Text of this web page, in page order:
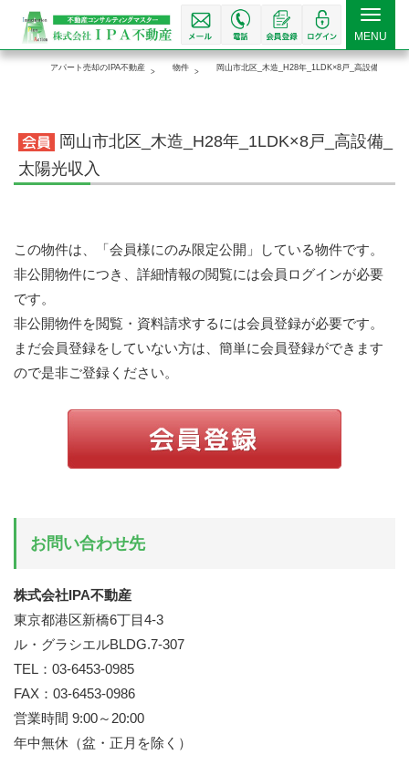
Toggle
MENU
アパート売却のIPA不動産 物件 岡山市北区_木造_H28年_1LDK×8戸_高設備_太陽
岡山市北区_木造_H28年_1LDK×8戸_高設備_
太陽光収入
この物件は、「会員様にのみ限定公開」している物件です。
非公開物件につき、詳細情報の閲覧には会員ログインが必要
です。
非公開物件を閲覧・資料請求するには会員登録が必要です。
まだ会員登録をしていない方は、簡単に会員登録ができます
ので是非ご登録ください。
お問い合わせ先
株式会社IPA不動産
東京都港区新橋6丁目4-3
ル・グラシエルBLDG.7-307
TEL：03-6453-0985
FAX：03-6453-0986
営業時間 9:00～20:00
年中無休（盆・正月を除く）